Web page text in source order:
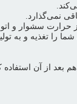
نمی‌گذارد.
حرارت سشوار و
از آن استفاده